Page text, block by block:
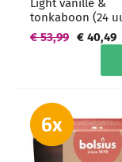
Light vanille &
tonkaboon (24
grootverpakking
€ 40,49
€ 53,99